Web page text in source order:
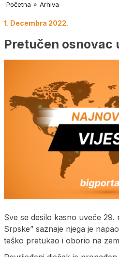
Početna » Arhiva
1. Decembra 2022.
Pretučen osnovac
Sve se desilo kasno uveče 29.
Srpske” saznaje njega je
teško pretukao i oborio na